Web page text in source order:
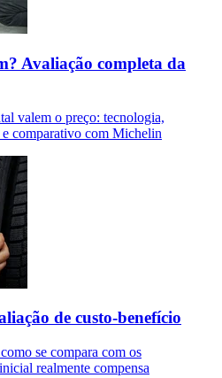
Avaliação completa da
valem o preço: tecnologia,
comparativo com Michelin
de custo-benefício
se compara com os
realmente compensa